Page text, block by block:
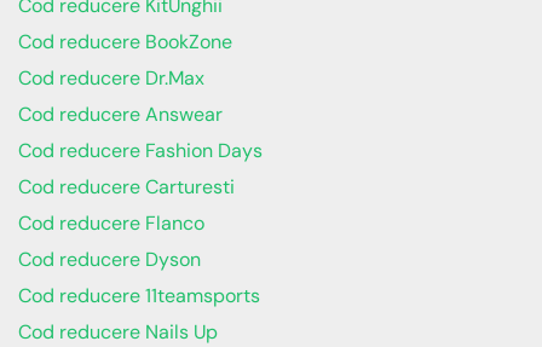
Cod reducere KitUnghii
Cod reducere BookZone
Cod reducere Dr.Max
Cod reducere Answear
Cod reducere Fashion Days
Cod reducere Carturesti
Cod reducere Flanco
Cod reducere Dyson
Cod reducere 11teamsports
Cod reducere Nails Up